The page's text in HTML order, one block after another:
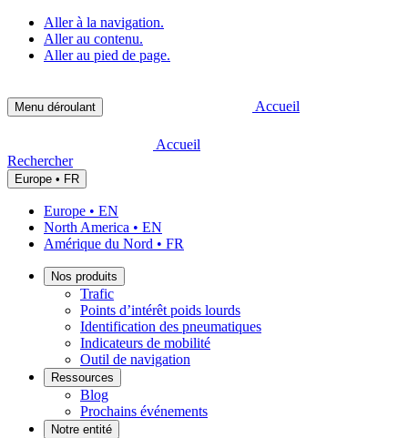
Aller à la navigation.
Aller au contenu.
Aller au pied de page.
Menu déroulant Accueil
Accueil
Rechercher
Europe • FR
Europe • EN
North America • EN
Amérique du Nord • FR
Nos produits
Trafic
Points d’intérêt poids lourds
Identification des pneumatiques
Indicateurs de mobilité
Outil de navigation
Ressources
Blog
Prochains événements
Notre entité